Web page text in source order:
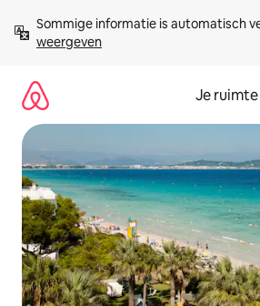
direct
naar
Sommige informatie is automatisch
weergeven
Je